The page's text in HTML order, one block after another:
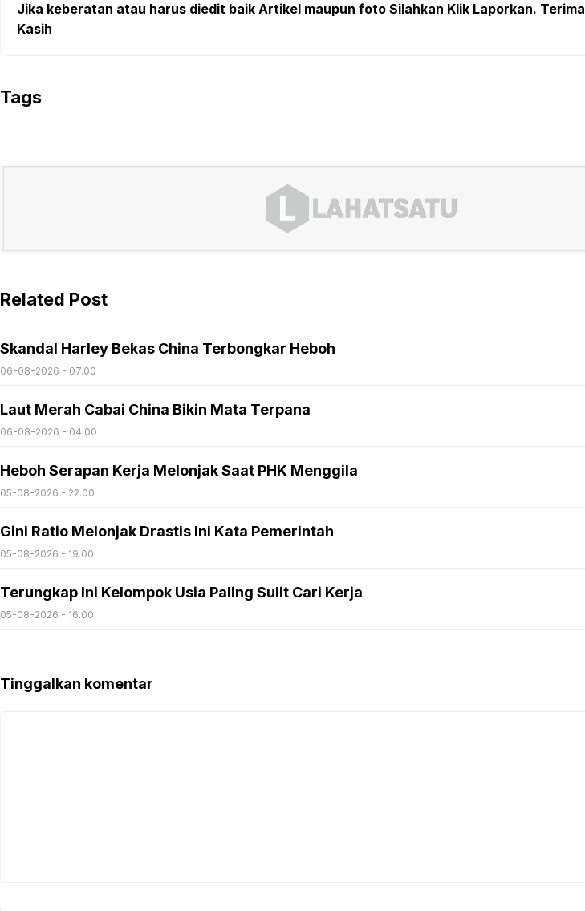
Jika keberatan atau harus diedit baik Artikel maupun foto Silahkan Klik Laporkan. Terima
Kasih
Tags
Related Post
Skandal Harley Bekas China Terbongkar Heboh
06-08-2026 - 07.00
Laut Merah Cabai China Bikin Mata Terpana
06-08-2026 - 04.00
Heboh Serapan Kerja Melonjak Saat PHK Menggila
05-08-2026 - 22.00
Gini Ratio Melonjak Drastis Ini Kata Pemerintah
05-08-2026 - 19.00
Terungkap Ini Kelompok Usia Paling Sulit Cari Kerja
05-08-2026 - 16.00
Tinggalkan komentar